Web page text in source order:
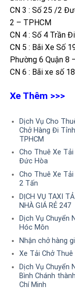
CN 3 : Số 25 /2
2 – TPHCM
CN 4 : Số 4 Trần
CN 5 : Bãi Xe Số
Phường 6 Quận 8
CN 6 : Bãi xe số
Xe Thêm >>>
Dịch Vụ Cho
Chở Hàng Đi
TPHCM
Cho Thuê Xe Tải
Đức Hòa
Cho Thuê Xe Tải
2 Tấn
DỊCH VỤ TAXI
NHÀ GIÁ RẺ 247
Dịch Vụ Chuyển
Hóc Môn
Nhận chở hàng
Xe Tải Chở Thuê
Dịch Vụ Chuyển
Bình Chánh
Chí Minh